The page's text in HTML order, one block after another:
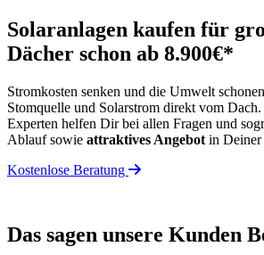
Solaranlagen kaufen für
Dächer schon ab 8.900€*
Stromkosten senken und die Umwelt
Stomquelle und Solarstrom direkt vom
Experten helfen Dir bei allen Fragen und
Ablauf sowie attraktives Angebot in Deiner
Kostenlose Beratung
Das sagen unsere Kunden